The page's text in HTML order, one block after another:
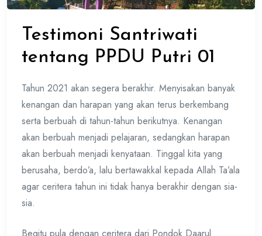
Testimoni Santriwati
tentang PPDU Putri 01
Tahun 2021 akan segera berakhir. Menyisakan banyak
kenangan dan harapan yang akan terus berkembang
serta berbuah di tahun-tahun berikutnya. Kenangan
akan berbuah menjadi pelajaran, sedangkan harapan
akan berbuah menjadi kenyataan. Tinggal kita yang
berusaha, berdo’a, lalu bertawakkal kepada Allah Ta’ala
agar ceritera tahun ini tidak hanya berakhir dengan sia-
sia.